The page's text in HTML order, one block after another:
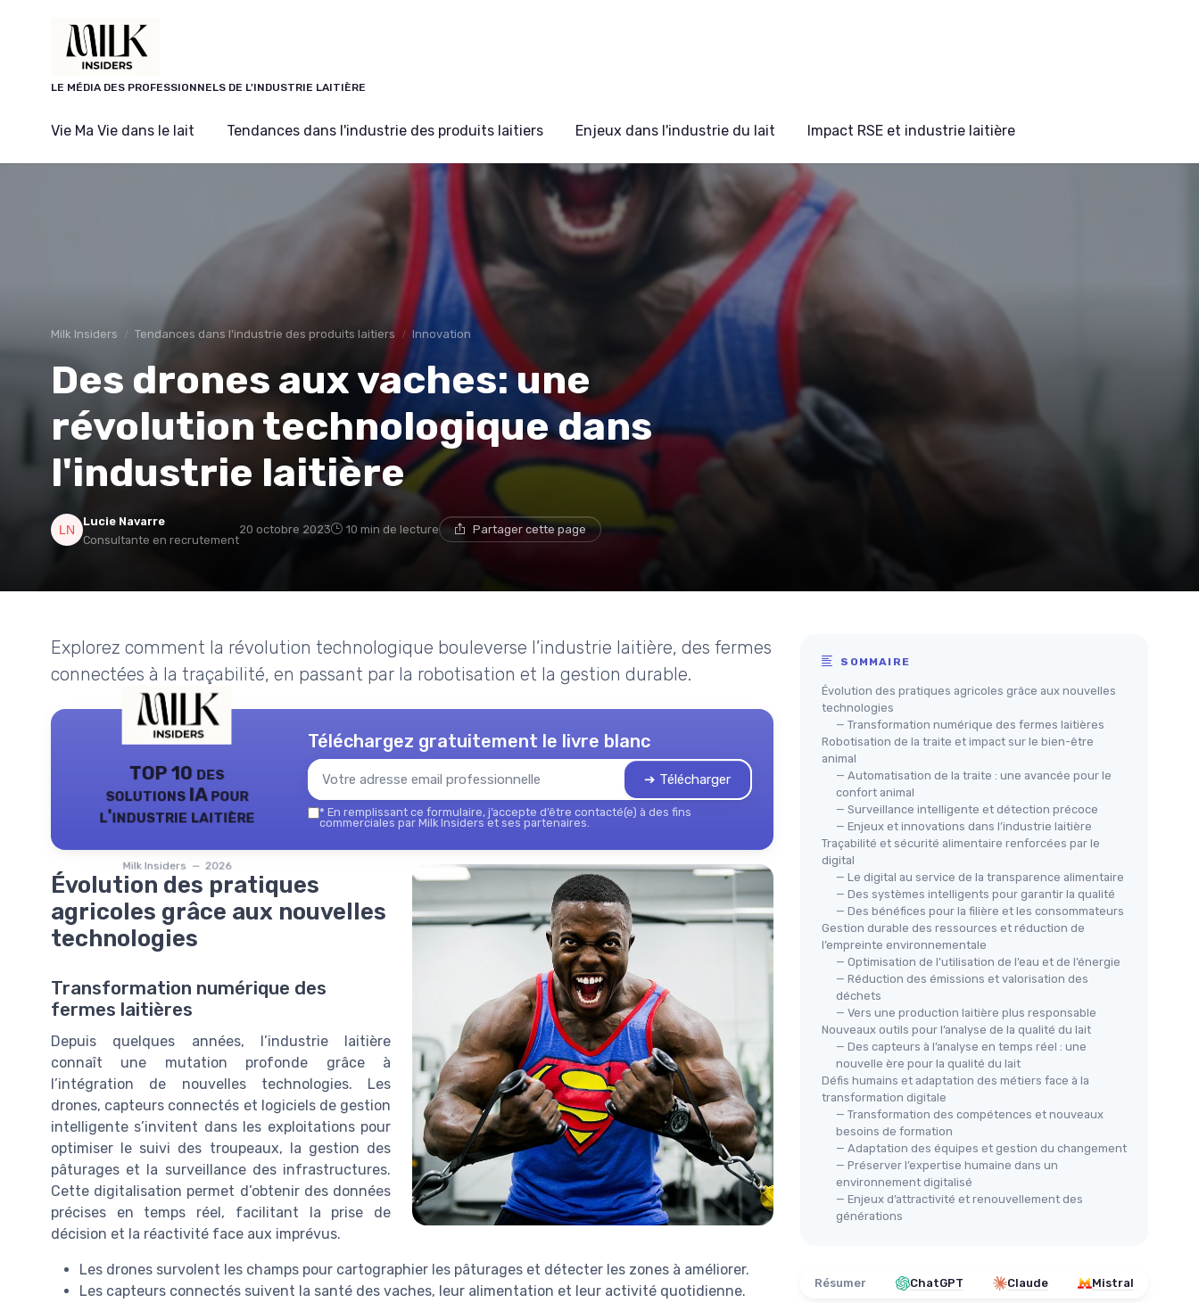
LE MÉDIA DES PROFESSIONNELS DE L'INDUSTRIE LAITIÈRE
Vie Ma Vie dans le lait Tendances dans l'industrie des produits laitiers Enjeux dans l'industrie du lait Impact RSE et industrie laitière
Milk Insiders Tendances dans l'industrie des produits laitiers Innovation
Des drones aux vaches: une
révolution technologique dans
l'industrie laitière
Lucie Navarre
Consultante en recrutement
20 octobre 2023 10 min de lecture Partager cette page
Explorez comment la révolution technologique bouleverse l’industrie laitière, des fermes
connectées à la traçabilité, en passant par la robotisation et la gestion durable.
TOP 10 des
solutions IA pour
l'industrie laitière
Milk Insiders — 2026
Téléchargez gratuitement le livre blanc
➔ Télécharger
* En remplissant ce formulaire, j’accepte d’être contacté(e) à des fins
commerciales par Milk Insiders et ses partenaires.
Évolution des pratiques
agricoles grâce aux nouvelles
technologies
Transformation numérique des
fermes laitières
Depuis quelques années, l’industrie laitière
connaît une mutation profonde grâce à
l’intégration de nouvelles technologies. Les
drones, capteurs connectés et logiciels de gestion
intelligente s’invitent dans les exploitations pour
optimiser le suivi des troupeaux, la gestion des
pâturages et la surveillance des infrastructures.
Cette digitalisation permet d’obtenir des données
précises en temps réel, facilitant la prise de
décision et la réactivité face aux imprévus.
Les drones survolent les champs pour cartographier les pâturages et détecter les zones à améliorer.
Les capteurs connectés suivent la santé des vaches, leur alimentation et leur activité quotidienne.
SOMMAIRE
Évolution des pratiques agricoles grâce aux nouvelles
technologies
— Transformation numérique des fermes laitières
Robotisation de la traite et impact sur le bien-être
animal
— Automatisation de la traite : une avancée pour le
confort animal
— Surveillance intelligente et détection précoce
— Enjeux et innovations dans l’industrie laitière
Traçabilité et sécurité alimentaire renforcées par le
digital
— Le digital au service de la transparence alimentaire
— Des systèmes intelligents pour garantir la qualité
— Des bénéfices pour la filière et les consommateurs
Gestion durable des ressources et réduction de
l’empreinte environnementale
— Optimisation de l’utilisation de l’eau et de l’énergie
— Réduction des émissions et valorisation des
déchets
— Vers une production laitière plus responsable
Nouveaux outils pour l’analyse de la qualité du lait
— Des capteurs à l’analyse en temps réel : une
nouvelle ère pour la qualité du lait
Défis humains et adaptation des métiers face à la
transformation digitale
— Transformation des compétences et nouveaux
besoins de formation
— Adaptation des équipes et gestion du changement
— Préserver l’expertise humaine dans un
environnement digitalisé
— Enjeux d’attractivité et renouvellement des
générations
Résumer ChatGPT Claude Mistral